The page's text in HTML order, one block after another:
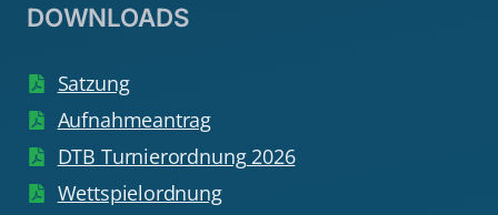
DOWNLOADS
Satzung
Aufnahmeantrag
DTB Turnierordnung 2026
Wettspielordnung